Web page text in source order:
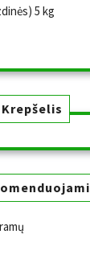
€.
5 kg
Krepšelis